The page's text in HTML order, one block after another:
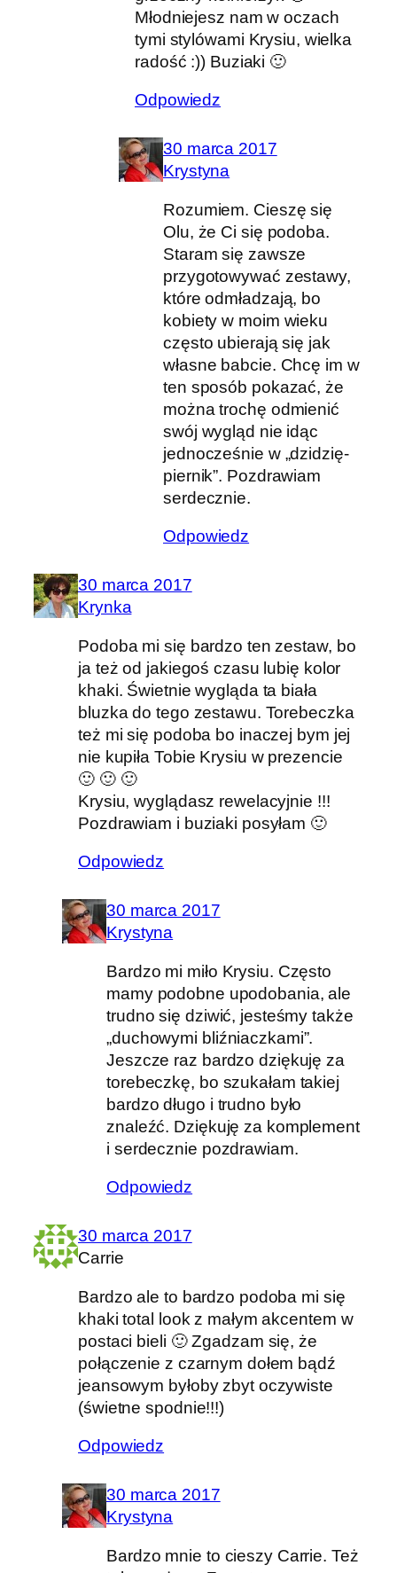
Młodniejesz nam w oczach
tymi stylówami Krysiu, wielka
radość :)) Buziaki 🙂
Odpowiedz
30 marca 2017
Krystyna
Rozumiem. Cieszę się
Olu, że Ci się podoba.
Staram się zawsze
przygotowywać zestawy,
które odmładzają, bo
kobiety w moim wieku
często ubierają się jak
własne babcie. Chcę im w
ten sposób pokazać, że
można trochę odmienić
swój wygląd nie idąc
jednocześnie w „dzidzię-
piernik”. Pozdrawiam
serdecznie.
Odpowiedz
30 marca 2017
Krynka
Podoba mi się bardzo ten zestaw, bo
ja też od jakiegoś czasu lubię kolor
khaki. Świetnie wygląda ta biała
bluzka do tego zestawu. Torebeczka
też mi się podoba bo inaczej bym jej
nie kupiła Tobie Krysiu w prezencie
🙂 🙂 🙂
Krysiu, wyglądasz rewelacyjnie !!!
Pozdrawiam i buziaki posyłam 🙂
Odpowiedz
30 marca 2017
Krystyna
Bardzo mi miło Krysiu. Często
mamy podobne upodobania, ale
trudno się dziwić, jesteśmy także
„duchowymi bliźniaczkami”.
Jeszcze raz bardzo dziękuję za
torebeczkę, bo szukałam takiej
bardzo długo i trudno było
znaleźć. Dziękuję za komplement
i serdecznie pozdrawiam.
Odpowiedz
30 marca 2017
Carrie
Bardzo ale to bardzo podoba mi się
khaki total look z małym akcentem w
postaci bieli 🙂 Zgadzam się, że
połączenie z czarnym dołem bądź
jeansowym byłoby zbyt oczywiste
(świetne spodnie!!!)
Odpowiedz
30 marca 2017
Krystyna
Bardzo mnie to cieszy Carrie. Też